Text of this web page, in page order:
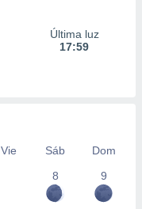
Última luz
17:59
Vie Sáb
Dom
8
9